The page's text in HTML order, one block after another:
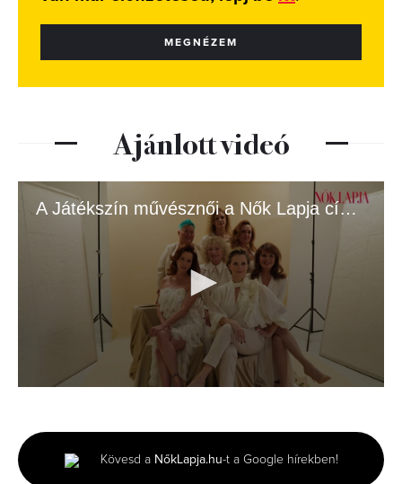
MEGNÉZEM
Ajánlott videó
A Játékszín művésznői a Nők Lapja címlapján
43
seconds
Kövesd a NőkLapja.hu-t a Google hírekben!